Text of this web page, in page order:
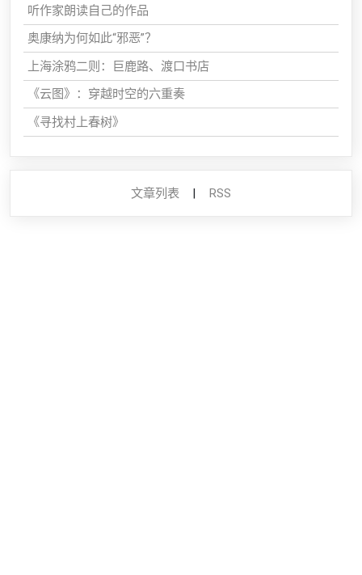
听作家朗读自己的作品
奥康纳为何如此“邪恶”？
上海涂鸦二则：巨鹿路、渡口书店
《云图》：穿越时空的六重奏
《寻找村上春树》
文章列表 | RSS